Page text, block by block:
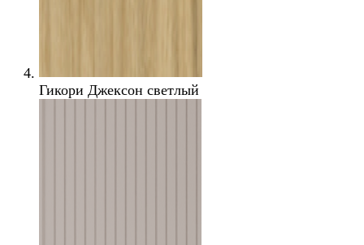
Гикори Джексон светлый